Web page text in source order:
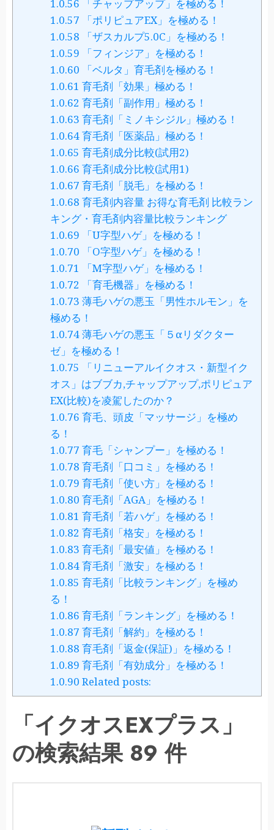
1.0.56 「チャップアップ」を極める！
1.0.57 「ポリピュアEX」を極める！
1.0.58 「ザスカルプ5.0C」を極める！
1.0.59 「フィンジア」を極める！
1.0.60 「ベルタ」育毛剤を極める！
1.0.61 育毛剤「効果」極める！
1.0.62 育毛剤「副作用」極める！
1.0.63 育毛剤「ミノキシジル」極める！
1.0.64育毛剤「医薬品」極める！
1.0.65 育毛剤成分比較(試用2)
1.0.66 育毛剤成分比較(試用1)
1.0.67 育毛剤「脱毛」を極める！
1.0.68 育毛剤内容量 お得な育毛剤 比較ラン
キング・育毛剤内容量比較ランキング
1.0.69 「U字型ハゲ」を極める！
1.0.70 「O字型ハゲ」を極める！
1.0.71 「M字型ハゲ」を極める！
1.0.72 「育毛機器」を極める！
1.0.73 薄毛ハゲの悪玉「男性ホルモン」を
極める！
1.0.74薄毛ハゲの悪玉「５αリダクター
ゼ」を極める！
1.0.75 「リニューアルイクオス・新型イク
オス」はブブカ,チャップアップ,ポリピュア
EX(比較)を凌駕したのか？
1.0.76 育毛、頭皮「マッサージ」を極め
る！
1.0.77 育毛「シャンプー」を極める！
1.0.78 育毛剤「口コミ」を極める！
1.0.79 育毛剤「使い方」を極める！
1.0.80 育毛剤「AGA」を極める！
1.0.81 育毛剤「若ハゲ」を極める！
1.0.82 育毛剤「格安」を極める！
1.0.83 育毛剤「最安値」を極める！
1.0.84育毛剤「激安」を極める！
1.0.85 育毛剤「比較ランキング」を極め
る！
1.0.86 育毛剤「ランキング」を極める！
1.0.87 育毛剤「解約」を極める！
1.0.88 育毛剤「返金(保証)」を極める！
1.0.89 育毛剤「有効成分」を極める！
1.0.90 Related posts:
「イクオスEXプラス」
の検索結果 89 件